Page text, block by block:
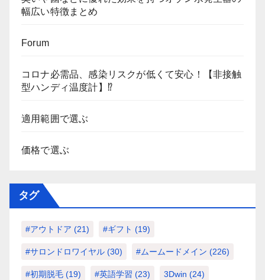
幅広い特徴まとめ
Forum
コロナ必需品、感染リスクが低くて安心！【非接触
型ハンディ温度計】⁉
適用範囲で選ぶ
価格で選ぶ
タグ
#アウトドア (21) #ギフト (19)
#サロンドロワイヤル (30) #ムームードメイン (226)
#初期脱毛 (19) #英語学習 (23) 3Dwin (24)